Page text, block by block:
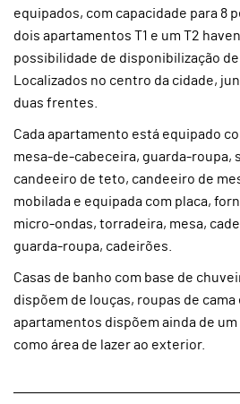
equipados, com capacidade para 8
dois apartamentos T1 e um T2
possibilidade de disponibilização de
Localizados no centro da cidade,
duas frentes.
Cada apartamento está equipado
mesa-de-cabeceira, guarda-roupa,
candeeiro de teto, candeeiro de
mobilada e equipada com placa,
micro-ondas, torradeira, mesa,
guarda-roupa, cadeirões.
Casas de banho com base de
dispõem de louças, roupas de cama
apartamentos dispõem ainda de
como área de lazer ao exterior.